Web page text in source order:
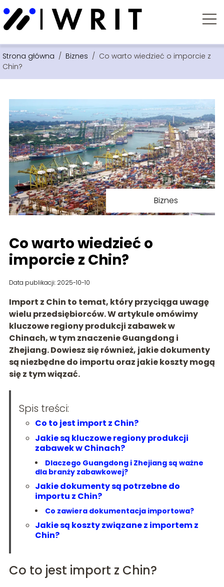
Strona główna / Biznes / Co warto wiedzieć o imporcie z
Chin?
Biznes
Co warto wiedzieć o
imporcie z Chin?
Data publikacji: 2025-10-10
Import z Chin to temat, który przyciąga uwagę
wielu przedsiębiorców. W artykule omówimy
kluczowe regiony produkcji zabawek w
Chinach, w tym znaczenie Guangdong i
Zhejiang. Dowiesz się również, jakie dokumenty
są niezbędne do importu oraz jakie koszty mogą
się z tym wiązać.
Spis treści:
Co to jest import z Chin?
Jakie są kluczowe regiony produkcji
zabawek w Chinach?
Dlaczego Guangdong i Zhejiang są ważne
dla branży zabawkowej?
Jakie dokumenty są potrzebne do
importu z Chin?
Co zawiera dokumentacja importowa?
Jakie są koszty związane z importem z
Chin?
Co to jest import z Chin?